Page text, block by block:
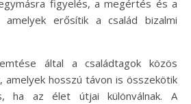
figyelés, a megértés és a
amelyek erősítik a család bizalmi
által a családtagok közös
amelyek hosszú távon is összekötik
ha az élet útjai különválnak. A